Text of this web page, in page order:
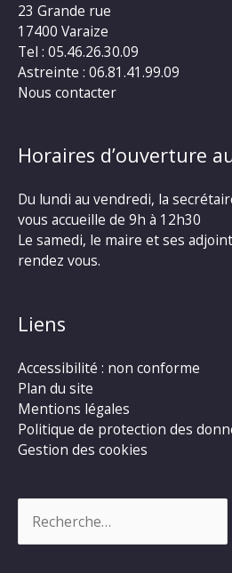
23 Grande rue
17400 Varaize
Tel : 05.46.26.30.09
Astreinte : 06.81.41.99.09
Nous contacter
Horaires d’ouverture
Du lundi au vendredi, la
vous accueille de 9h à 12h30
Le samedi, le maire et ses
rendez vous.
Liens
Accessibilité : non conforme
Plan du site
Mentions légales
Politique de protection des
Gestion des cookies